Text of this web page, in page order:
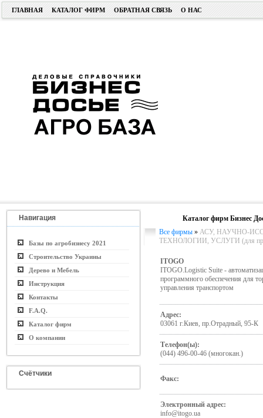
ГЛАВНАЯ КАТАЛОГ ФИРМ ОБРАТНАЯ СВЯЗЬ О НАС
Навигация
Базы по агробизнесу 2021
Строительство Украины
Дерево и Мебель
Инструкция
Контакты
F.A.Q.
Каталог фирм
О компании
Счётчики
Каталог фирм Бизнес
Все фирмы » АСУ, НАУЧНО-
ТЕХНОЛОГИИ, УСЛУГИ (для
ITOGO
ITOGO.Logistic Suite -
программного обеспечения для
управления транспортом
Адрес:
03061 г.Киев, пр.Отрадный, 95-К
Телефон(ы):
(044) 496-00-46 (многокан.)
Факс:
Электронный адрес:
info@itogo.ua